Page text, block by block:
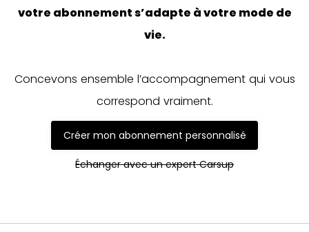
votre abonnement s’adapte à votre mode de
vie.
Concevons ensemble l’accompagnement qui vous
correspond vraiment.
Créer mon abonnement personnalisé
Échanger avec un expert Carsup